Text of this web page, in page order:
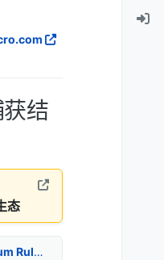
结
态
云途论坛规则/Yuntu Forum Rules